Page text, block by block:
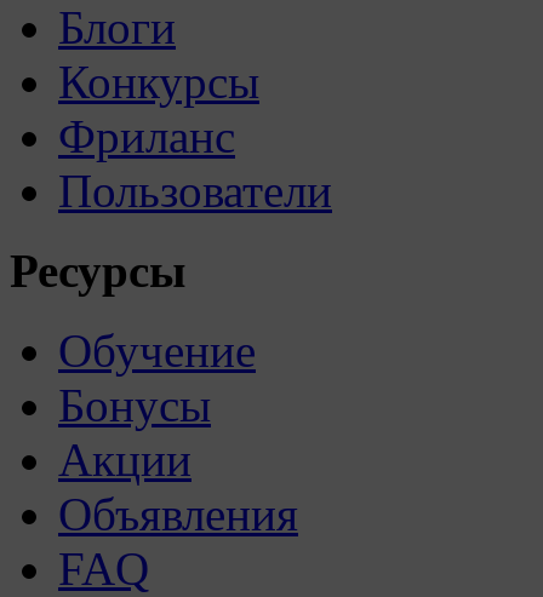
Блоги
Конкурсы
Фриланс
Пользователи
Ресурсы
Обучение
Бонусы
Акции
Объявления
FAQ